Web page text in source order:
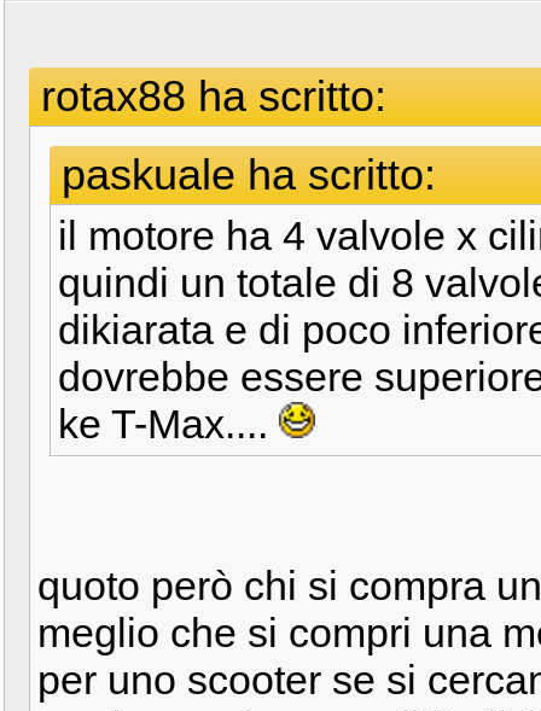
rotax88 ha scritto:
paskuale ha scritto:
il motore ha 4 valvole x
quindi un totale di 8
dikiarata e di poco
dovrebbe essere
ke T-Max....
quoto però chi si compra
meglio che si compri una
per uno scooter se si